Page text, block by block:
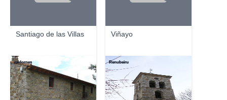
Santiago de las Villas Viñayo
valdornes Renubeiru